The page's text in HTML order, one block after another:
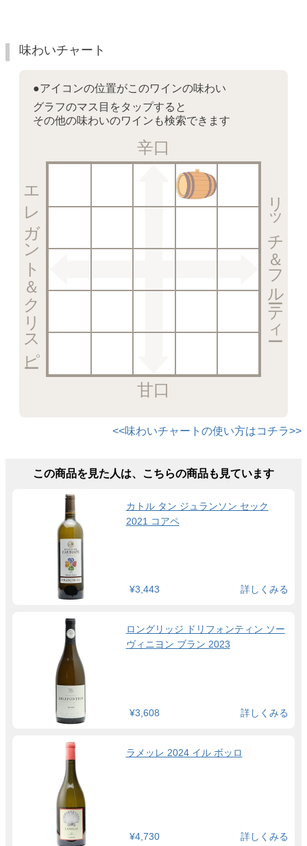
味わいチャート
●アイコンの位置がこのワインの味わい
グラフのマス目をタップすると
その他の味わいのワインも検索できます
辛口
リッチ＆フルーティー
甘口
エレガント＆クリスピー
<<味わいチャートの使い方はコチラ>>
この商品を見た人は、こちらの商品も見ています
カトル タン ジュランソン セック
2021 コアペ
¥3,443 詳しくみる
ロングリッジ ドリフォンティン ソー
ヴィニヨン ブラン 2023
¥3,608 詳しくみる
ラメッレ 2024 イル ボッロ
¥4,730 詳しくみる